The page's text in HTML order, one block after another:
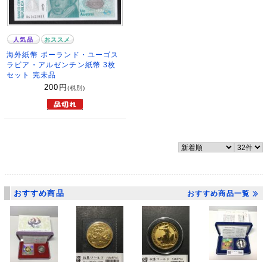
人気品 おススメ
海外紙幣 ポーランド・ユーゴス
ラビア・アルゼンチン紙幣 3枚
セット 完未品
200 円 (税別)
おすすめ商品 おすすめ商品一覧